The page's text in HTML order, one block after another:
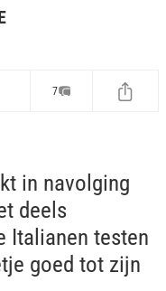
7
in navolging
deels
Italianen testen
goed tot zijn